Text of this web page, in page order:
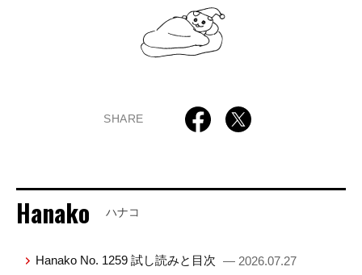
SHARE
Hanako ハナコ
Hanako No. 1259 試し読みと目次 — 2026.07.27